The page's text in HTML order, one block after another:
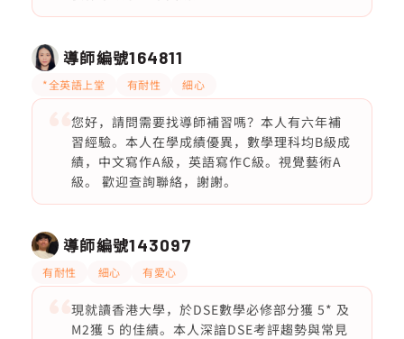
導師編號164811
*全英語上堂 有耐性 細心
您好，請問需要找導師補習嗎？本人有六年補
習經驗。本人在學成績優異，數學理科均B級成
績，中文寫作A級，英語寫作C級。視覺藝術A
級。 歡迎查詢聯絡，謝謝。
導師編號143097
有耐性 細心 有愛心
現就讀香港大學，於DSE數學必修部分獲 5* 及
M2獲 5 的佳績。本人深諳DSE考評趨勢與常見